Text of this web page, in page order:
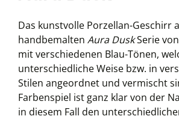
Das kunstvolle Porzellan-Geschirr
handbemalten Aura DuskSerie von
mit verschiedenen Blau-Tönen,
unterschiedliche Weise bzw. in
Stilen angeordnet und vermischt
Farbenspiel ist ganz klar von der
in diesem Fall den